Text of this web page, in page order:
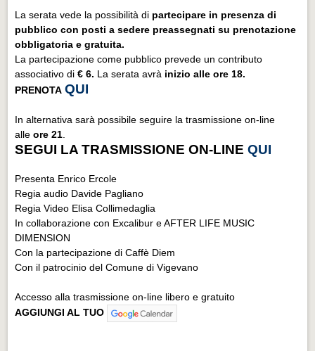
La serata vede la possibilità di partecipare in presenza di
pubblico con posti a sedere preassegnati su prenotazione
obbligatoria e gratuita.
La partecipazione come pubblico prevede un contributo
associativo di € 6. La serata avrà inizio alle ore 18.
PRENOTAQUI
In alternativa sarà possibile seguire la trasmissione on-line
alleore 21
SEGUI LA TRASMISSIONE ON-LINEQUI
Presenta Enrico Ercole
Regia audio Davide Pagliano
Regia Video Elisa Collimedaglia
In collaborazione con Excalibur e AFTER LIFE MUSIC
DIMENSION
Con la partecipazione di Caffè Diem
Con il patrocinio del Comune di Vigevano
Accesso alla trasmissione on-line libero e gratuito
AGGIUNGI AL TUO